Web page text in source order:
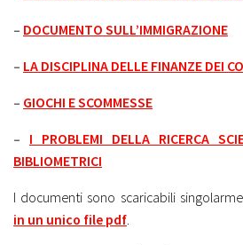
– DOCUMENTO SULL’IMMIGRAZIONE
– LA DISCIPLINA DELLE FINANZE DEI
– GIOCHI E SCOMMESSE
– I PROBLEMI DELLA RICERCA
BIBLIOMETRICI
I documenti sono scaricabili
in un unico file pdf